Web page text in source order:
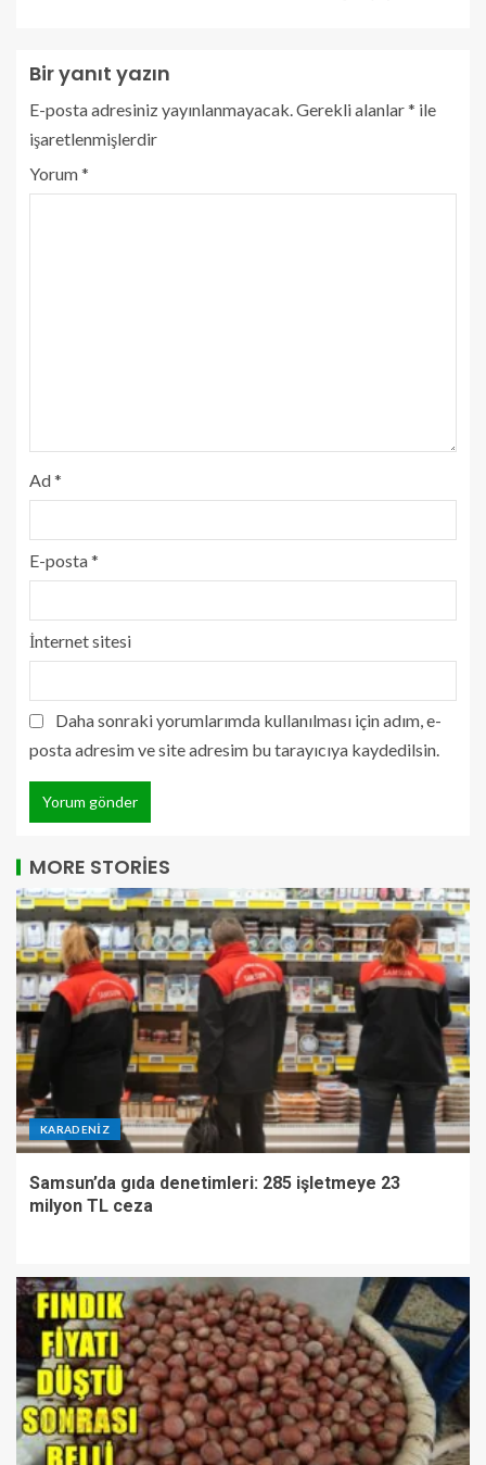
Bir yanıt yazın
E-posta adresiniz yayınlanmayacak.Gerekli alanlar* ile
işaretlenmişlerdir
Yorum*
Ad*
E-posta*
İnternet sitesi
Daha sonraki yorumlarımda kullanılması için adım, e-
posta adresim ve site adresim bu tarayıcıya kaydedilsin.
MORE STORIES
KARADENIZ
Samsun’da gıda denetimleri: 285 işletmeye 23
milyon TL ceza